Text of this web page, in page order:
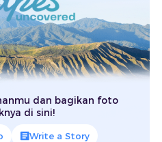
dan bagikan foto
di sini!
Write a Story